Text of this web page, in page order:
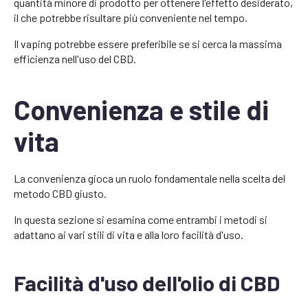
il che potrebbe risultare più conveniente nel tempo.
Il vaping potrebbe essere preferibile se si cerca la massima
efficienza nell'uso del CBD.
Convenienza e stile di
vita
La convenienza gioca un ruolo fondamentale nella scelta del
metodo CBD giusto.
In questa sezione si esamina come entrambi i metodi si
adattano ai vari stili di vita e alla loro facilità d'uso.
Facilità d'uso dell'olio di CBD